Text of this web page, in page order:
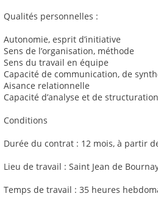
Qualités personnelles :
Autonomie, esprit d’initiative
Sens de l’organisation, méthode
Sens du travail en équipe
Capacité de communication, de
Aisance relationnelle
Capacité d’analyse et de structuration
Conditions
Durée du contrat : 12 mois, à partir
Lieu de travail : Saint Jean de
Temps de travail : 35 heures